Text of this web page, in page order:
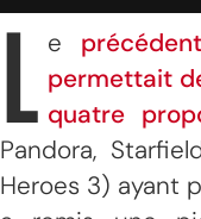
L e
permettait
quatre
Pandora,
Heroes 3) ayant